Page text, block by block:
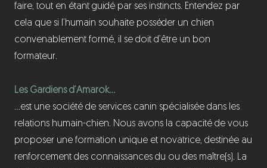
faire, tout en étant guidé par ses instincts. Entendez par
cela que si l’humain souhaite posséder un chien
convenablement formé, il se doit d’être un bon
formateur.
Les Gardiens d’Amarok…
…est une société de services canin spécialisée dans les
relations humain-chien. Nous avons la capacité de vous
proposer une formation unique et novatrice, destinée au
renforcement des connaissances du ou des maître(s). La